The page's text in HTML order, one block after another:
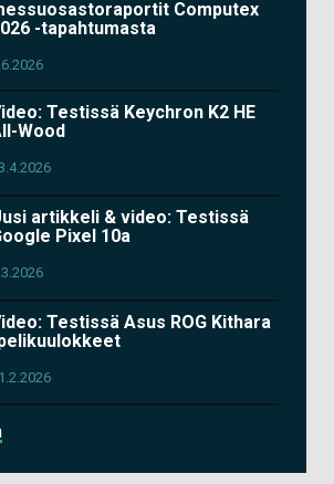
Computex
-tapahtumasta
Testissä Keychron K2 HE
Wood
artikkeli & video: Testissä
Pixel 10a
Testissä Asus ROG Kithara